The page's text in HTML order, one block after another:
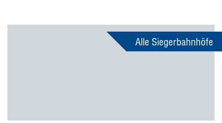
Alle Siegerbahnhöfe